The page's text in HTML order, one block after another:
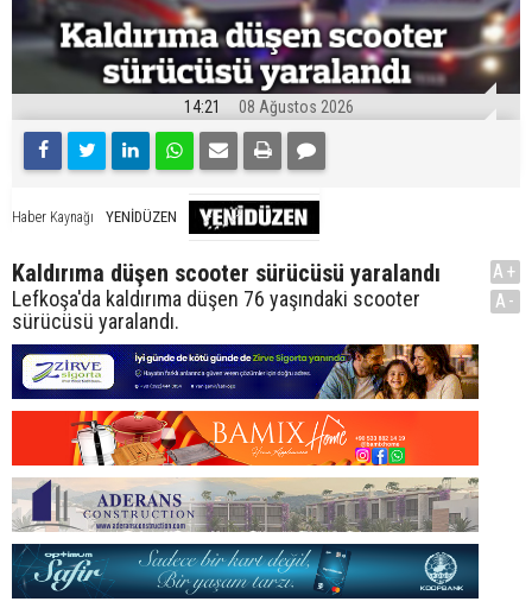
14:21 08 Ağustos 2026
Haber Kaynağı YENİDÜZEN
Kaldırıma düşen scooter sürücüsü yaralandı
Lefkoşa'da kaldırıma düşen 76 yaşındaki scooter
sürücüsü yaralandı.
A+
A-